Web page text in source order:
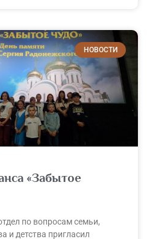
НОВОСТИ
«Забытое
по вопросам семьи,
и детства пригласил